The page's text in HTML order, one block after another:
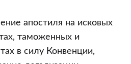
апостиля на исковых
таможенных и
в силу Конвенции,